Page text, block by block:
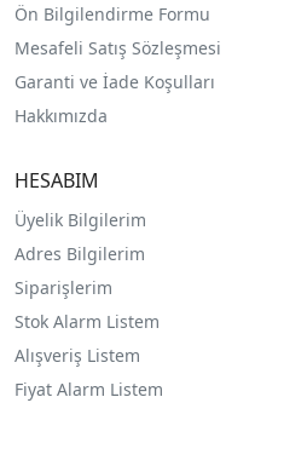
Ön Bilgilendirme Formu
Mesafeli Satış Sözleşmesi
Garanti ve İade Koşulları
Hakkımızda
HESABIM
Üyelik Bilgilerim
Adres Bilgilerim
Siparişlerim
Stok Alarm Listem
Alışveriş Listem
Fiyat Alarm Listem